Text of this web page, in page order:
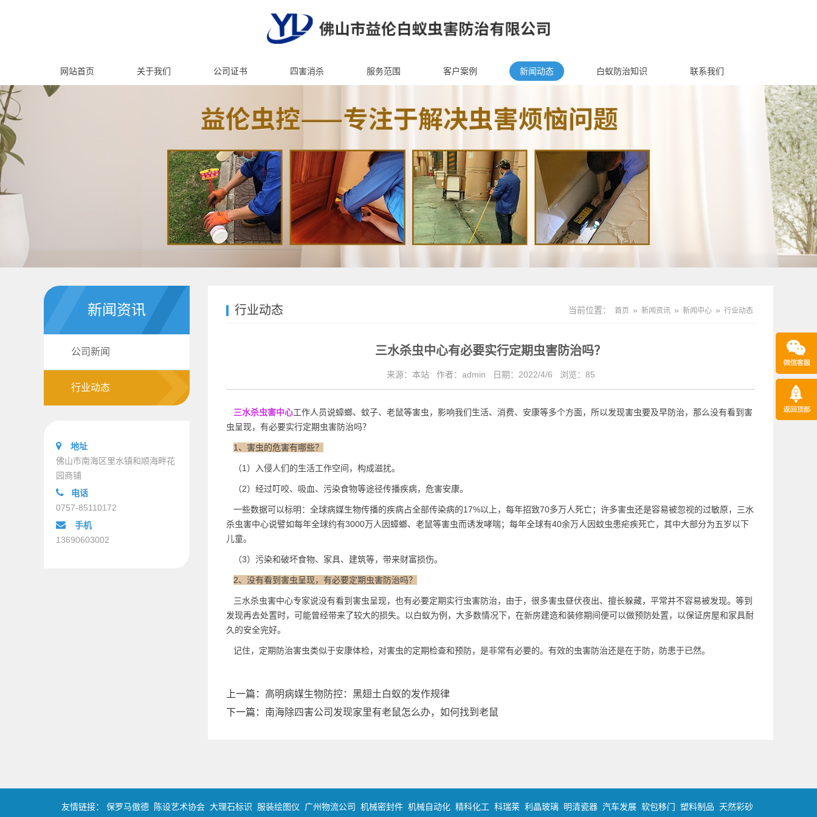
网站首页 关于我们 公司证书 四害消杀 服务范围 客户案例 新闻动态 白蚁防治知识 联系我们
新闻资讯
公司新闻
行业动态
地址
佛山市南海区里水镇和顺海畔花
园商铺
电话
0757-85110172
手机
13690603002
行业动态 当前位置： 首页 » 新闻资讯 » 新闻中心 » 行业动态
三水杀虫中心有必要实行定期虫害防治吗？
来源：本站 作者：admin 日期：2022/4/6 浏览： 85
三水杀虫害中心工作人员说蟑螂、蚊子、老鼠等害虫，影响我们生活、消费、安康等多个方面，所以发现害虫要及早防治，那么没有看到害
虫呈现，有必要实行定期虫害防治吗？
1、害虫的危害有哪些？
（1）入侵人们的生活工作空间，构成滋扰。
（2）经过叮咬、吸血、污染食物等途径传播疾病，危害安康。
一些数据可以标明：全球病媒生物传播的疾病占全部传染病的17%以上，每年招致70多万人死亡；许多害虫还是容易被忽视的过敏原，三水
杀虫害中心说譬如每年全球约有3000万人因蟑螂、老鼠等害虫而诱发哮喘；每年全球有40余万人因蚊虫患疟疾死亡，其中大部分为五岁以下
儿童。
（3）污染和破坏食物、家具、建筑等，带来财富损伤。
2、没有看到害虫呈现，有必要定期虫害防治吗？
三水杀虫害中心专家说没有看到害虫呈现，也有必要定期实行虫害防治，由于，很多害虫昼伏夜出、擅长躲藏，平常并不容易被发现。等到
发现再去处置时，可能曾经带来了较大的损失。以白蚁为例，大多数情况下，在新房建造和装修期间便可以做预防处置，以保证房屋和家具耐
久的安全完好。
记住，定期防治害虫类似于安康体检，对害虫的定期检查和预防，是非常有必要的。有效的虫害防治还是在于防，防患于已然。
上一篇： 高明病媒生物防控：黑翅土白蚁的发作规律
下一篇： 南海除四害公司发现家里有老鼠怎么办，如何找到老鼠
友情链接： 保罗马傲德 陈设艺术协会 大理石标识 服装绘图仪 广州物流公司 机械密封件 机械自动化 精科化工 科瑞莱 利晶玻璃 明清瓷器 汽车发展 软包移门 塑料制品 天然彩砂